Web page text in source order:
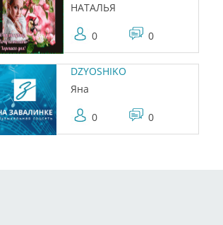
НАТАЛЬЯ
0 0
DZYOSHIKO
Яна
0 0